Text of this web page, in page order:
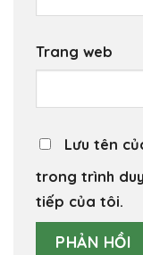
Trang web
Lưu tên
trong trình
tiếp của tôi.